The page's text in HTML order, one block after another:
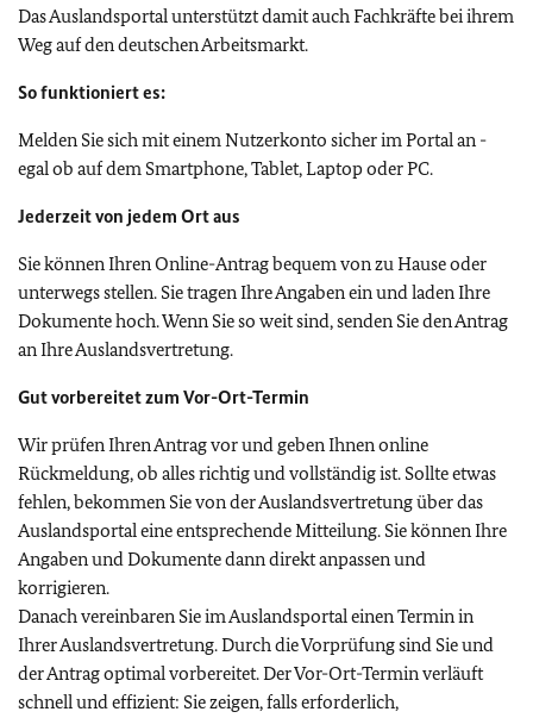
DasAuslandsportal unterstützt damit auch Fachkräfte bei ihrem
Weg auf den deutschen Arbeitsmarkt.
So funktioniert es:
Melden Sie sich mit einem Nutzerkonto sicher im Portal an -
egal ob auf dem Smartphone, Tablet, Laptop oder PC.
Jederzeit von jedem Ort aus
Sie können Ihren Online-Antrag bequem von zu Hause oder
unterwegs stellen. Sie tragen Ihre Angaben ein und laden Ihre
Dokumente hoch. Wenn Sie so weit sind, senden Sie den Antrag
an Ihre Auslandsvertretung.
Gut vorbereitet zum Vor-Ort-Termin
Wir prüfen Ihren Antrag vor und geben Ihnen online
Rückmeldung, ob alles richtig und vollständig ist. Sollte etwas
fehlen, bekommen Sie von der Auslandsvertretung über das
Auslandsportal eine entsprechende Mitteilung. Sie können Ihre
Angaben und Dokumente dann direkt anpassen und
korrigieren.
Danach vereinbaren Sie im Auslandsportal einen Termin in
Ihrer Auslandsvertretung. Durch die Vorprüfung sind Sie und
der Antrag optimal vorbereitet. Der Vor-Ort-Termin verläuft
schnell und effizient: Sie zeigen, falls erforderlich,